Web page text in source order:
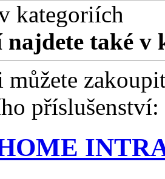
kategoriích
najdete také v
příslušenství: